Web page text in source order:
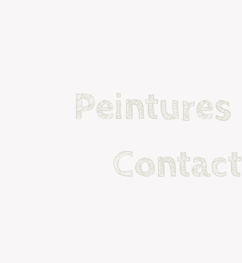
Peintures
Contact